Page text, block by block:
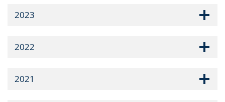
2023
2022
2021